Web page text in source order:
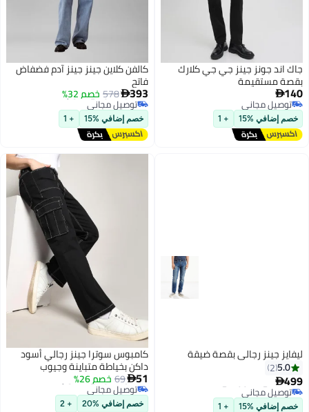
جاك اند جونز جينز جي جي كلارك
بقصة مستقيمة
140
توصيل مجاني
توصيل مجاني
خصم إضافي %15 + 1
كالفن كلاين جينز جينز آدم فضفاض
فاتح
393
578خصم 32%
أقل سعر في 7 يوم
توصيل مجاني
أقل سعر في 7 يوم
خصم إضافي %15 + 1
ليفايز جينز رجالي بقصة ضيقة
5.0
2
499#33 في جينز رجالي
توصيل مجاني
#33 في جينز رجالي
خصم إضافي %15 + 1
2
كامبوس سوترا جينز رجالي أسود
داكن بخياطة متباينة وجيوب
51
69خصم 26%
أقل سعر في 30 يوم
توصيل مجاني
أقل سعر في 30 يوم
خصم إضافي %20 + 2